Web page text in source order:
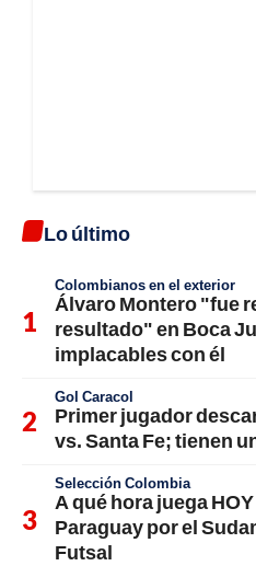
Lo último
Colombianos en el exterior
Álvaro Montero "fue
resultado" en Boca
implacables con él
Gol Caracol
Primer jugador
vs. Santa Fe; tienen
Selección Colombia
A qué hora juega
Paraguay por el
Futsal